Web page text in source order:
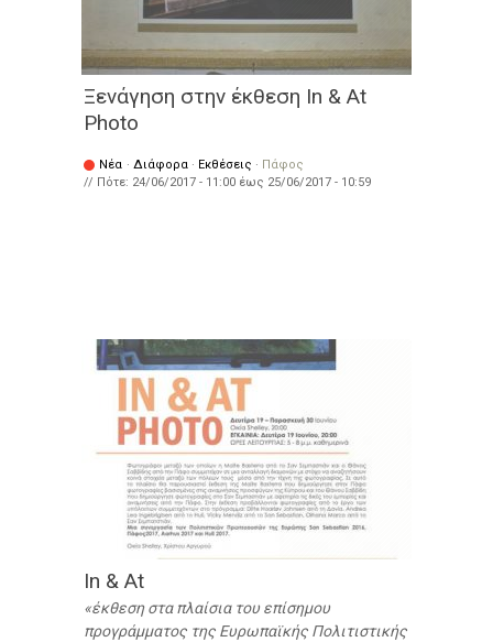
Ξενάγηση στην έκθεση In & At
Photo
Νέα · Διάφορα · Εκθέσεις · Πάφος
// Πότε: 24/06/2017 - 11:00 έως 25/06/2017 - 10:59
In & At
έκθεση στα πλαίσια του επίσημου
προγράμματος της Ευρωπαϊκής Πολιτιστικής